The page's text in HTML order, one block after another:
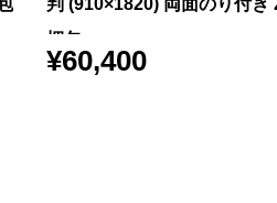
梱包
¥60,400